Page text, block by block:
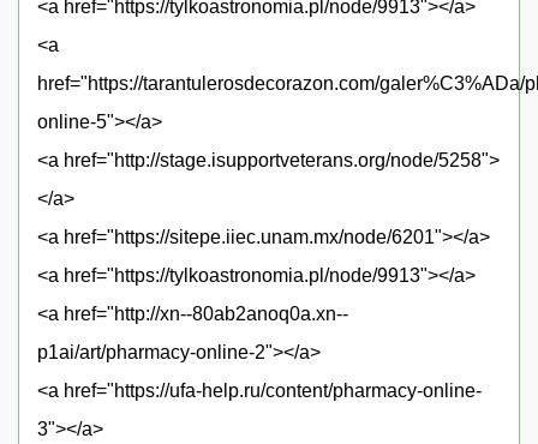
<a href="https://tylkoastronomia.pl/node/9913"></a>
<a
href="https://tarantulerosdecorazon.com/galer%C3%ADa/
online-5"></a>
<a href="http://stage.isupportveterans.org/node/5258">
</a>
<a href="https://sitepe.iiec.unam.mx/node/6201"></a>
<a href="https://tylkoastronomia.pl/node/9913"></a>
<a href="http://xn--80ab2anoq0a.xn--
p1ai/art/pharmacy-online-2"></a>
<a href="https://ufa-help.ru/content/pharmacy-online-
3"></a>